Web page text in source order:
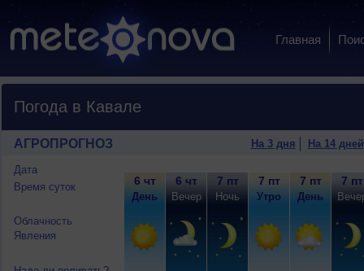
Главная
Погода в Кавале
АГРОПРОГНОЗ На 3 дня На 14 дней
Дата
Время суток
Облачность
Явления
6 чт
День
6 чт
Вечер
7 пт
Ночь
7 пт
Утро
7 пт
День
7 пт